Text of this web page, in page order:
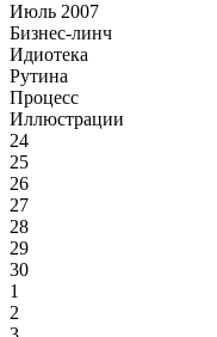
Июль 2007
Бизнес-линч
Идиотека
Рутина
Процесс
Иллюстрации
24
25
26
27
28
29
30
1
2